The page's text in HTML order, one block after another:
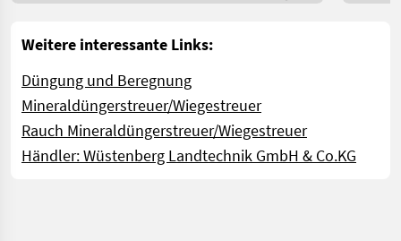
Weitere interessante Links:
Düngung und Beregnung
Mineraldüngerstreuer/Wiegestreuer
Rauch Mineraldüngerstreuer/Wiegestreuer
Händler: Wüstenberg Landtechnik GmbH & Co.KG